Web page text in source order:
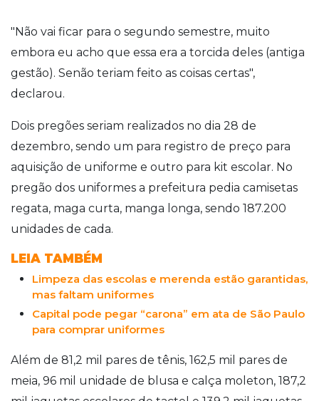
"Não vai ficar para o segundo semestre, muito
embora eu acho que essa era a torcida deles (antiga
gestão). Senão teriam feito as coisas certas",
declarou.
Dois pregões seriam realizados no dia 28 de
dezembro, sendo um para registro de preço para
aquisição de uniforme e outro para kit escolar. No
pregão dos uniformes a prefeitura pedia camisetas
regata, maga curta, manga longa, sendo 187.200
unidades de cada.
LEIA TAMBÉM
Limpeza das escolas e merenda estão garantidas,
mas faltam uniformes
Capital pode pegar “carona” em ata de São Paulo
para comprar uniformes
Além de 81,2 mil pares de tênis, 162,5 mil pares de
meia, 96 mil unidade de blusa e calça moleton, 187,2